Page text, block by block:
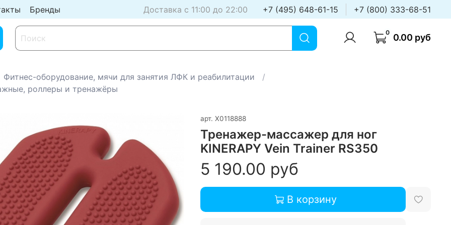
Бренды Доставка с 11:00 до 22:00 +7 (495) 648-61-15 +7 (800) 333-68-51
0 0.00 руб
Фитнес-оборудование, мячи для занятия ЛФК и реабилитации
роллеры и тренажёры
арт. Х0118888
Тренажер-массажер для ног
KINERAPY Vein Trainer RS350
5 190.00 руб
В корзину